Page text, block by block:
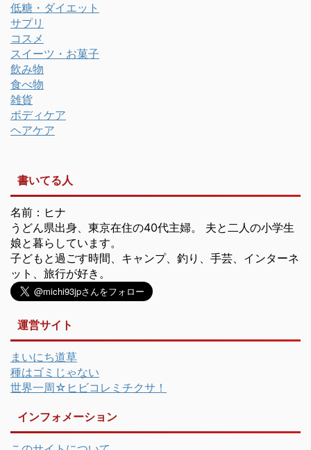
低糖・ダイエット
サプリ
コスメ
スイーツ・お菓子
飲み物
食べ物
雑貨
ボディケア
ヘアケア
書いてる人
名前：ヒナ
うどん県出身、東京在住の40代主婦。 夫と二人の小学生
娘と暮らしています。
子どもと過ごす時間、キャンプ、釣り、手芸、インターネ
ット、旅行が好き。
運営サイト
まいにち道草
種はゴミじゃない
世界一周☆ヒビコレミチクサ！
インフォメーション